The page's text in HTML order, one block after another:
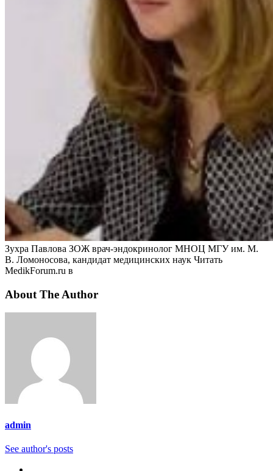
Зухра Павлова ЗОЖ врач-эндокринолог МНОЦ МГУ им. М.
В. Ломоносова, кандидат медицинских наук Читать
MedikForum.ru в
About The Author
admin
See author's posts